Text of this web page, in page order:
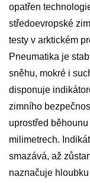
opatřen
středoevropské
testy v arktickém
Pneumatika je
sněhu, mokré i
disponuje
zimního
uprostřed
milimetrech.
smazává, až
naznačuje